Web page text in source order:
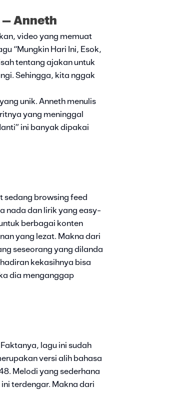
– Anneth
video yang memuat
“Mungkin Hari Ini, Esok,
tentang ajakan untuk
Sehingga, kita nggak
unik. Anneth menulis
yang meninggal
ini banyak dipakai
sedang browsing feed
nada dan lirik yang easy-
berbagai konten
yang lezat. Makna dari
seseorang yang dilanda
kekasihnya bisa
dia menganggap
lagu ini sudah
versi alih bahasa
Melodi yang sederhana
terdengar. Makna dari